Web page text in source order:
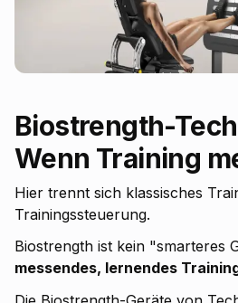
Biostrength-
Wenn Training
Hier trennt sich klassisches
Trainingssteuerung.
Biostrength ist kein "smarteres
messendes, lernendes